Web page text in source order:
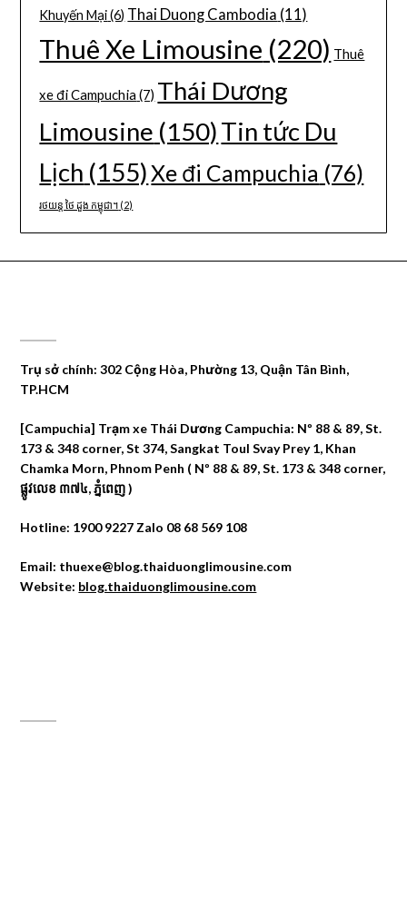
Khuyến Mại(6) Thai Duong Cambodia (11)
Thuê Xe Limousine (220) Thuê
xe đi Campuchia(7) Thái Dương
Limousine (150)Tin tức Du
Lịch (155)Xe đi Campuchia (76)
រថយន្ត ថៃ ដួង កម្ពុជា។ (2)
Trụ sở chính: 302 Cộng Hòa, Phường 13, Quận Tân Bình,
TP.HCM
[Campuchia] Trạm xe Thái Dương Campuchia: Nº 88 & 89, St.
173 & 348 corner, St 374, Sangkat Toul Svay Prey 1, Khan
Chamka Morn, Phnom Penh ( Nº 88 & 89, St. 173 & 348 corner,
ផ្លូវលេខ ៣៧៤, ភ្នំពេញ )
Hotline: 1900 9227 Zalo 08 68 569 108
Email: thuexe@blog.thaiduonglimousine.com
Website: blog.thaiduonglimousine.com